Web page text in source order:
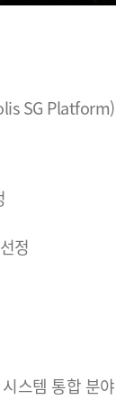
SG Platform)
정
스템 통합 분야